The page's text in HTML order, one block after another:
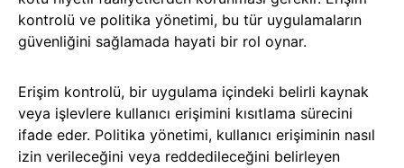
kontrolü ve politika yönetimi, bu tür uygulamaların
güvenliğini sağlamada hayati bir rol oynar.
Erişim kontrolü, bir uygulama içindeki belirli kaynak
veya işlevlere kullanıcı erişimini kısıtlama sürecini
ifade eder. Politika yönetimi, kullanıcı erişiminin nasıl
izin verileceğini veya reddedileceğini belirleyen